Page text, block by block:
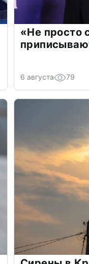
«Не просто
6 августа 79